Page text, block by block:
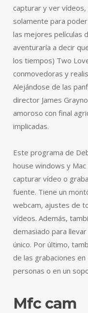
capturar y ver vídeos,
solamente para
las mejores películas
aventuraría a decir
los tiempos) Two
conmovedoras y
Alejándose de las
director James
amoroso con final
implicadas.
Este programa de
house windows y
capturar vídeo o
fuente. Tiene un
webcam, ajustes de
vídeos. Además,
demasiado para
único. Por último,
de las grabaciones
personas o en un
Mfc cam